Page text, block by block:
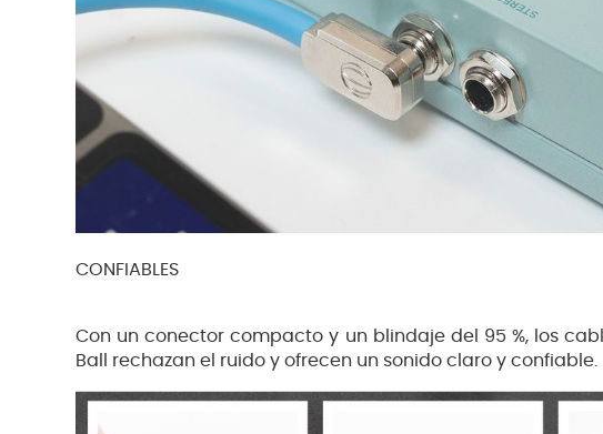
CONFIABLES
Con un conector compacto y un blindaje del 95 %, los
Ball rechazan el ruido y ofrecen un sonido claro y confiable.